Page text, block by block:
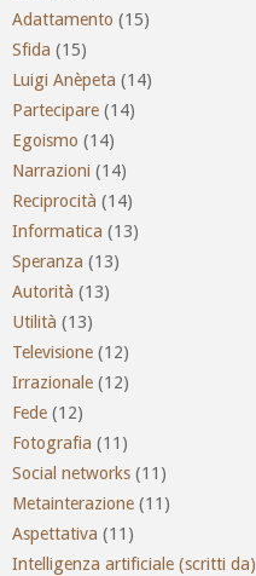
Adattamento (15)
Sfida (15)
Luigi Anèpeta (14)
Partecipare (14)
Egoismo (14)
Narrazioni (14)
Reciprocità (14)
Informatica (13)
Speranza (13)
Autorità (13)
Utilità (13)
Televisione (12)
Irrazionale (12)
Fede (12)
Fotografia (11)
Social networks (11)
Metainterazione (11)
Aspettativa (11)
Intelligenza artificiale (scritti da)